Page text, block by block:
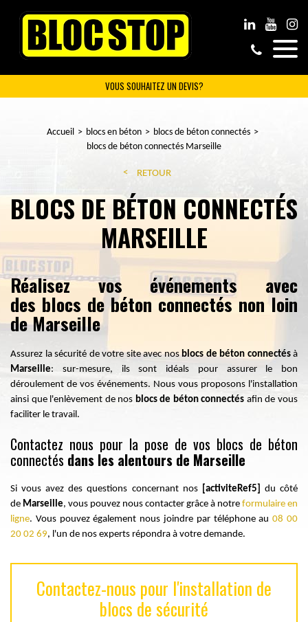
VOUS SOUHAITEZ UN DEVIS?
Accueil blocs en béton
blocs de béton connectés
blocs de béton connectés Marseille
RETOUR
BLOCS DE BÉTON CONNECTÉS
MARSEILLE
Réalisez vos événements avec
des blocs de béton connectés non loin
de Marseille
Assurez la sécurité de votre site avec nos blocs de béton connectésà
Marseille: sur-mesure, ils sont idéals pour assurer le bon
déroulement de vos événements. Nous vous proposons l'installation
ainsi que l'enlèvement de nos blocs de béton connectés afin de vous
faciliter le travail.
Contactez nous pour la pose de vos blocs de béton
connectés dans les alentours de Marseille
Si vous avez des questions concernant nos [activiteRef5]
du côté
de Marseille, vous pouvez nous contacter grâce à notre formulaire en
ligne. Vous pouvez également nous joindre par téléphone au08 00
20 02 69, l'un de nos experts répondra à votre demande.
Contactez-nous pour l'installation de
blocs de sécurité